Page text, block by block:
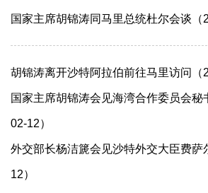
国家主席胡锦涛同马里总统杜尔会谈（
胡锦涛离开沙特阿拉伯前往马里访问（
国家主席胡锦涛会见海湾合作委员会秘
02-12）
外交部长杨洁篪会见沙特外交大臣费萨
12）